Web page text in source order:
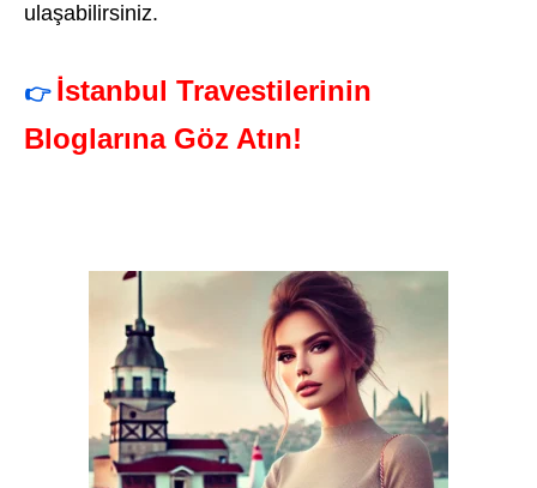
ulaşabilirsiniz.
👉 İstanbul Travestilerinin
Bloglarına Göz Atın!